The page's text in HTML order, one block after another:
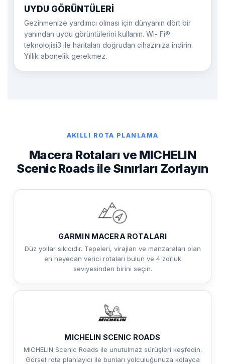
UYDU GÖRÜNTÜLERİ
Gezinmenize yardımcı olması için dünyanın dört bir
yanından uydu görüntülerini kullanın. Wi- Fi®
teknolojisi3 ile haritaları doğrudan cihazınıza indirin.
Yıllık abonelik gerekmez.
AKILLI ROTA PLANLAMA
Macera Rotaları ve MICHELIN
Scenic Roads ile Sınırları Zorlayın
GARMIN MACERA ROTALARI
Düz yollar sıkıcıdır. Tepeleri, virajları ve manzaraları olan
en heyecan verici rotaları bulun ve 4 zorluk
seviyesinden birini seçin.
MICHELIN SCENIC ROADS
MICHELIN Scenic Roads ile unutulmaz sürüşleri keşfedin.
Görsel rota planlayıcı ile bunları yolculuğunuza kolayca